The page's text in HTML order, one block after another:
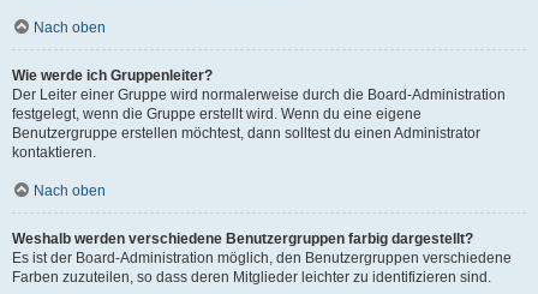
Nach oben
Wie werde ich Gruppenleiter?
Der Leiter einer Gruppe wird normalerweise durch die Board-Administration
festgelegt, wenn die Gruppe erstellt wird. Wenn du eine eigene
Benutzergruppe erstellen möchtest, dann solltest du einen Administrator
kontaktieren.
Nach oben
Weshalb werden verschiedene Benutzergruppen farbig dargestellt?
Es ist der Board-Administration möglich, den Benutzergruppen verschiedene
Farben zuzuteilen, so dass deren Mitglieder leichter zu identifizieren sind.